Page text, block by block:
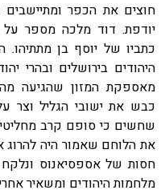
חוצים את הכפר
יודפת. דוד מלכה מספר
כתביו של יוסף בן מתתיהו.
היהודים בירושלים ובהרי
מאספקת המזון שהגיעה
שחשים כי סופם קרב
את הלוחם שאמור היה להרוג
חסות של אספסיאנוס
מלחמות היהודים ומשאיר